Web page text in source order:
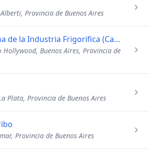
Provincia de Buenos Aires
Camara Argentina de la Industria Frigorifica (Cadif)
Buenos Aires, Provincia de
Plata, Provincia de Buenos Aires
Provincia de Buenos Aires